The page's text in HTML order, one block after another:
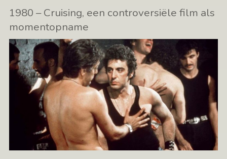
1980 – Cruising, een controversiële film als
momentopname